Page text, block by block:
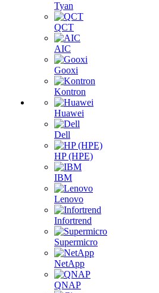
Tyan
QCT
AIC
Gooxi
Kontron
Huawei
Dell
HP (HPE)
IBM
Lenovo
Infortrend
Supermicro
NetApp
QNAP